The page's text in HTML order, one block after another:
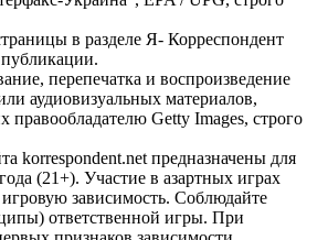
в разделе Я- Корреспондент
публикации.
перепечатка и воспроизведение
аудиовизуальных материалов,
правообладателю Getty Images, строго
korrespondent.net предназначены для
(21+). Участие в азартных играх
зависимость. Соблюдайте
ответственной игры. При